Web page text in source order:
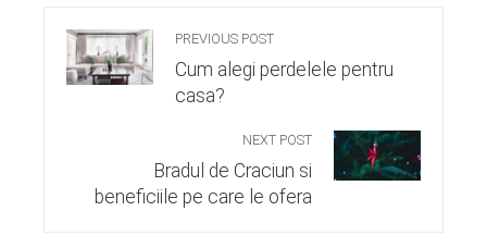
PREVIOUS POST
Cum alegi perdelele pentru
casa?
NEXT POST
Bradul de Craciun si
beneficiile pe care le ofera